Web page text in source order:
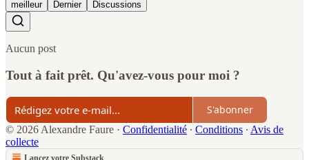
meilleur Dernier Discussions
Aucun post
Tout à fait prêt. Qu'avez-vous pour moi ?
S'abonner
© 2026 Alexandre Faure · Confidentialité ∙ Conditions ∙ Avis de
collecte
Lancez votre Substack